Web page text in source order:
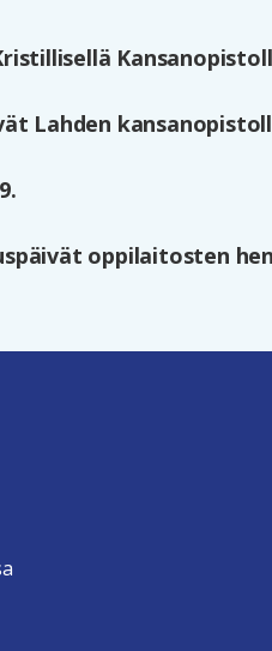
Lahden
oppilaitosten